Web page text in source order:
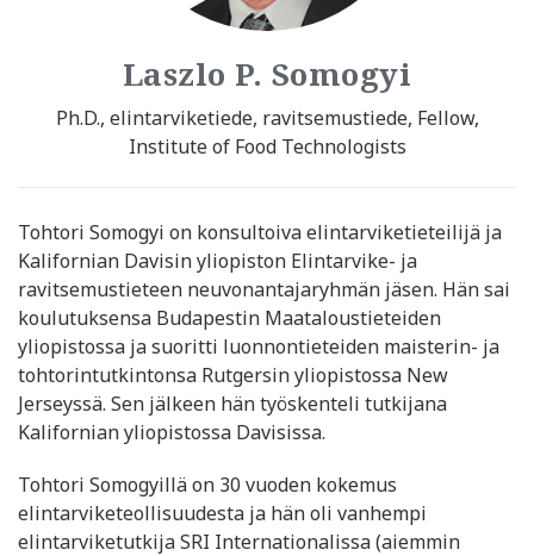
Laszlo P. Somogyi
Ph.D., elintarviketiede, ravitsemustiede, Fellow,
Institute of Food Technologists
Tohtori Somogyi on konsultoiva elintarviketieteilijä ja
Kalifornian Davisin yliopiston Elintarvike- ja
ravitsemustieteen neuvonantajaryhmän jäsen. Hän sai
koulutuksensa Budapestin Maataloustieteiden
yliopistossa ja suoritti luonnontieteiden maisterin- ja
tohtorintutkintonsa Rutgersin yliopistossa New
Jerseyssä. Sen jälkeen hän työskenteli tutkijana
Kalifornian yliopistossa Davisissa.
Tohtori Somogyillä on 30 vuoden kokemus
elintarviketeollisuudesta ja hän oli vanhempi
elintarviketutkija SRI Internationalissa (aiemmin